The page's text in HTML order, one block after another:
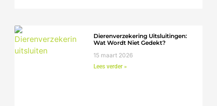
Dierenverzekering Uitsluitingen:
Wat Wordt Niet Gedekt?
15 maart 2026
Lees verder »